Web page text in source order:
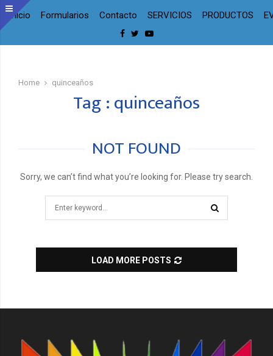
Inicio Formularios Contacto SERVICIOS PRODUCTOS
Facebook
TwitterYoutube
Home quinceaños
Tag : quinceaños
NOT FOUND
Sorry, we can’t find what you’re looking for. Please try search.
LOAD MORE POSTS